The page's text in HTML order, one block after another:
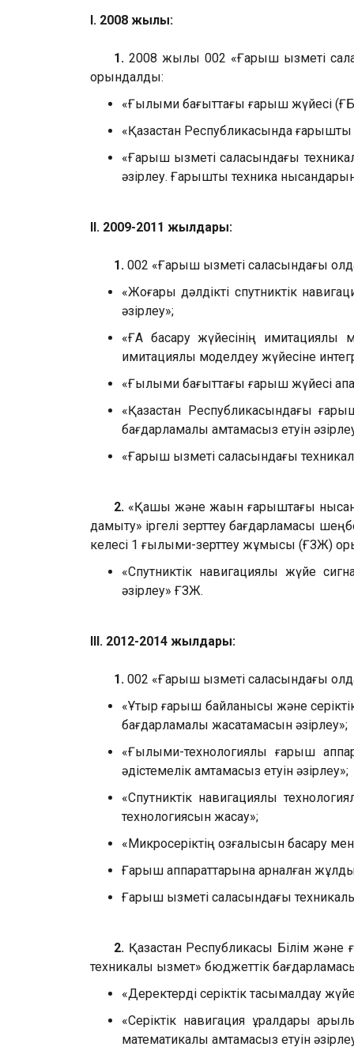
I. 2008 жылы:
1. 2008 жылы 002 «Ғарыш қызметі
орындалды:
«Ғылыми бағыттағы ғарыш жүйесі
«Қазақстан Республикасында
«Ғарыш қызметі саласындағы
әзірлеу. Ғарыштық техника
II. 2009-2011 жылдары:
1. 002 «Ғарыш қызметі саласындағы
«Жоғары дәлдікті спутниктік
әзірлеу»;
«ҒА басқару жүйесінің
имитациялық моделдеу жүйесіне
«Ғылыми бағыттағы ғарыш жүйесі
«Қазақстан Республикасындағы
бағдарламалық қамтамасыз етуін
«Ғарыш қызметі саласындағы
2. «Қашық және жақын ғарыштағы
дамыту» іргелі зерттеу бағдарламасы
келесі 1 ғылыми-зерттеу жұмысы (ҒЗЖ)
«Спутниктік навигациялық жүйе
әзірлеу» ҒЗЖ.
III. 2012-2014 жылдары:
1. 002 «Ғарыш қызметі саласындағы
«Ұтқыр ғарыш байланысы және
бағдарламалық жасақтамасын әзірлеу»;
«Ғылыми-технологиялық ғарыш
әдістемелік қамтамасыз етуін әзірлеу»;
«Спутниктік навигациялық
технологиясын жасау»;
«Микросеріктің қозғалысын басқару
Ғарыш аппараттарына арналған
Ғарыш қызметі саласындағы
2. Қазақстан Республикасы Білім
техникалық қызмет» бюджеттік
«Деректерді серіктік тасымалдау
«Серіктік навигация құралдары
математикалық қамтамасыз етуін